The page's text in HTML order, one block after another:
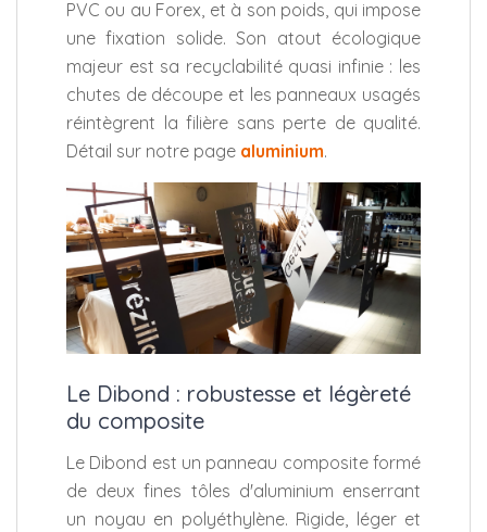
PVC ou au Forex, et à son poids, qui impose
une fixation solide. Son atout écologique
majeur est sa recyclabilité quasi infinie : les
chutes de découpe et les panneaux usagés
réintègrent la filière sans perte de qualité.
Détail sur notre page aluminium.
Le Dibond : robustesse et légèreté
du composite
Le Dibond est un panneau composite formé
de deux fines tôles d'aluminium enserrant
un noyau en polyéthylène. Rigide, léger et